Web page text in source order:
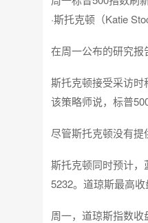
·斯托克顿（Katie
在周一公布的研究报
斯托克顿接受采访时
该策略师说，标普
尽管斯托克顿没有提
斯托克顿同时预计
5232。道琼斯最高
周一，道琼斯指数收